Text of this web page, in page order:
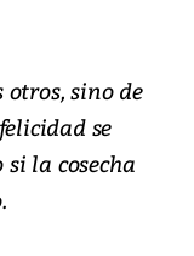
otros, sino de
se
la cosecha